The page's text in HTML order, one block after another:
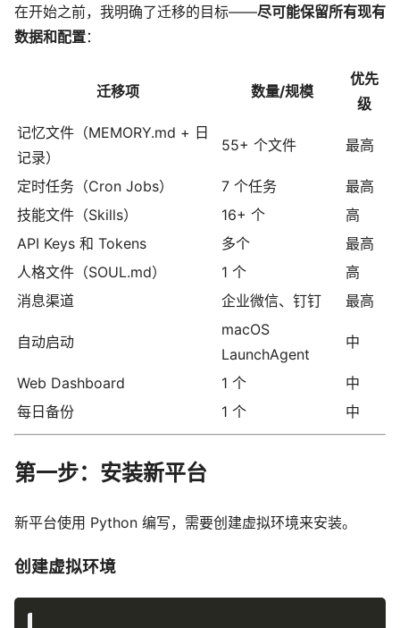
在开始之前，我明确了迁移的目标——尽可能保留所有现有
数据和配置：
迁移项 数量/规模
优先
级
记忆文件（MEMORY.md + 日
记录）
55+ 个文件 最高
定时任务（Cron Jobs） 7 个任务
最高
技能文件（Skills）
16+ 个
高
API Keys 和 Tokens
多个
最高
人格文件（SOUL.md）
1 个
高
消息渠道
企业微信、钉钉 最高
自动启动
macOS
LaunchAgent
中
Web Dashboard 1 个
中
每日备份
1 个 中
第一步：安装新平台
新平台使用 Python 编写，需要创建虚拟环境来安装。
创建虚拟环境